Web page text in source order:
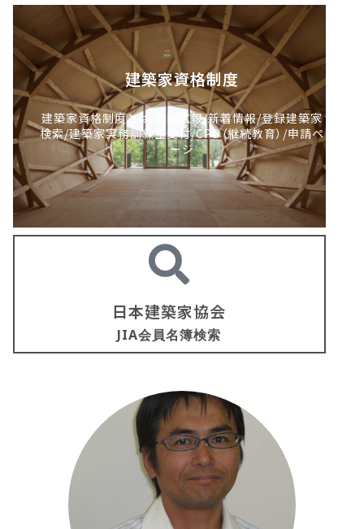
建築家資格制度
建築家資格制度とは/動画広報/新着情報/登録建築家
検索/建築家実務訓練生受付/CPD（継続教育）/申請ペ
ージ
日本建築家協会
JIA会員名簿検索